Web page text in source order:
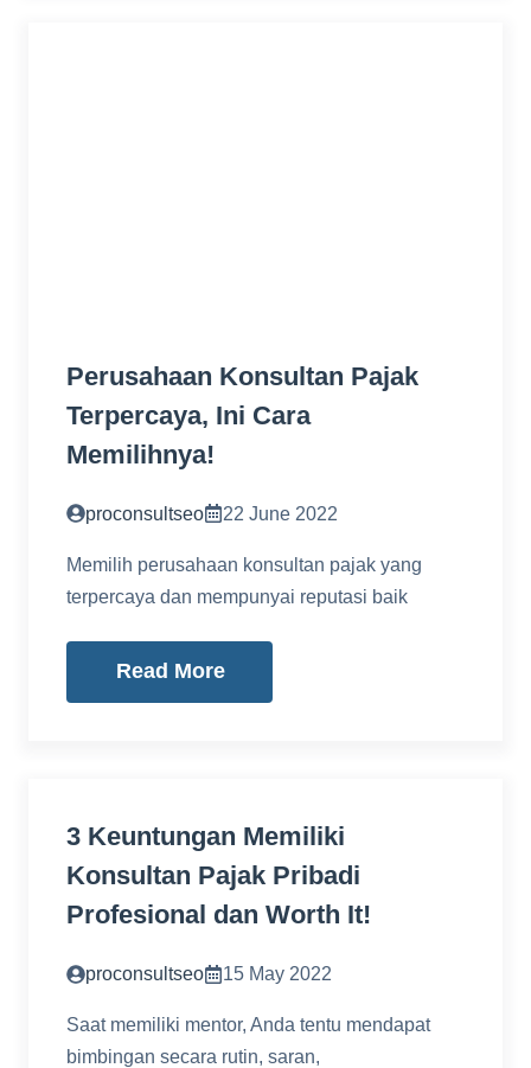
Perusahaan Konsultan Pajak
Terpercaya, Ini Cara
Memilihnya!
proconsultseo 22 June 2022
Memilih perusahaan konsultan pajak yang
terpercaya dan mempunyai reputasi baik
Read More
3 Keuntungan Memiliki
Konsultan Pajak Pribadi
Profesional dan Worth It!
proconsultseo 15 May 2022
Saat memiliki mentor, Anda tentu mendapat
bimbingan secara rutin, saran,